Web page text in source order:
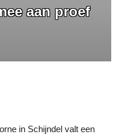
aan proef
in Schijndel valt een